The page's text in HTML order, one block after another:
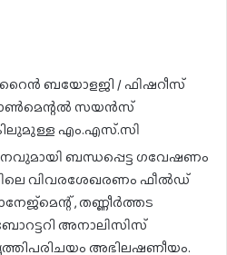
ബയോളജി / ഫിഷറീസ്
സയൻസ്
എം.എസ്.സി
ബന്ധപ്പെട്ട ഗവേഷണം
വിവരശേഖരണം ഫീൽഡ്
, തണ്ണീർത്തട
അനാലിസിസ്
അഭിലഷണീയം.